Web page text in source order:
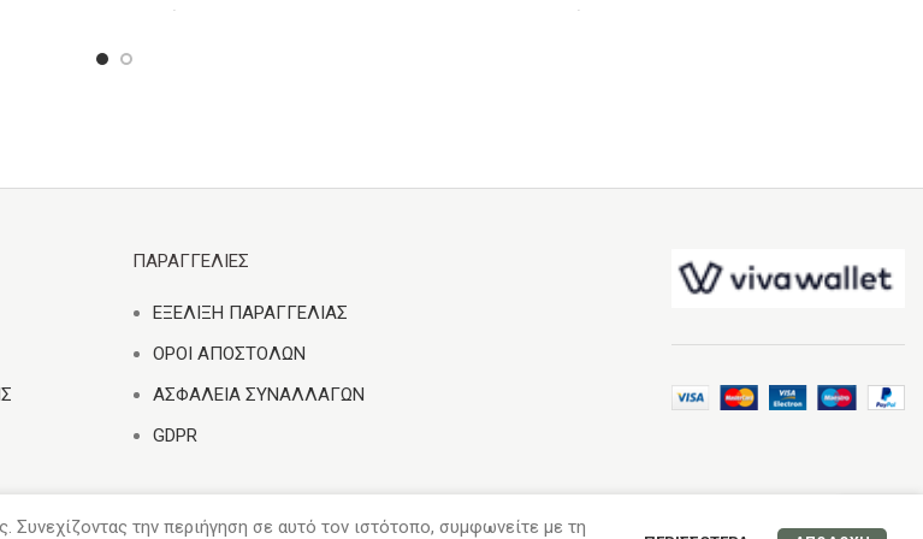
Επιλέξτε... Επιλέξτε...
ΠΑΡΑΓΓΕΛΙΕΣ
ΕΞΕΛΙΞΗ ΠΑΡΑΓΓΕΛΙΑΣ
ΟΡΟΙ ΑΠΟΣΤΟΛΩΝ
ΑΣΦΑΛΕΙΑ ΣΥΝΑΛΛΑΓΩΝ
GDPR
την περιήγηση σε αυτό τον ιστότοπο, συμφωνείτε με τη